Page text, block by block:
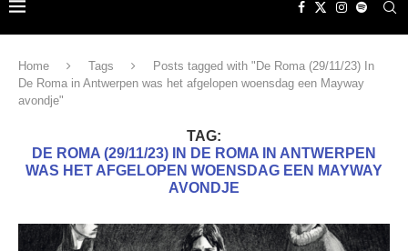
Home Tags
Posts tagged with "De Roma (29/11/23) In
De Roma in Antwerpen was het afgelopen woensdag een Mayway
avondje"
TAG:
DE ROMA (29/11/23) IN DE ROMA IN ANTWERPEN
WAS HET AFGELOPEN WOENSDAG EEN MAYWAY
AVONDJE